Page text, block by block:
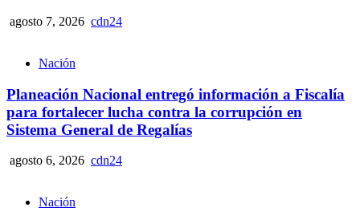
agosto 7, 2026 cdn24
Nación
Planeación Nacional entregó información a Fiscalía
para fortalecer lucha contra la corrupción en
Sistema General de Regalías
agosto 6, 2026 cdn24
Nación